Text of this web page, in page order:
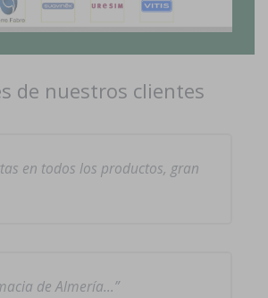
de nuestros clientes
en todos los productos, gran
de Almería…